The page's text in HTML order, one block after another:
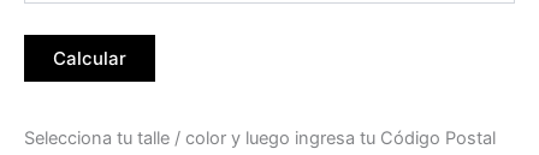
Calcular
Selecciona tu talle / color y luego ingresa tu Código Postal